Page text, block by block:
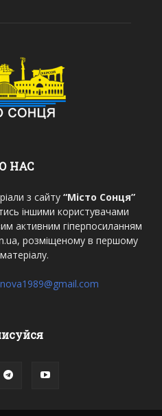
НАС
з сайту “Місто Сонця”
іншими користувачами
активним гіперпосиланням
розміщеному в першому